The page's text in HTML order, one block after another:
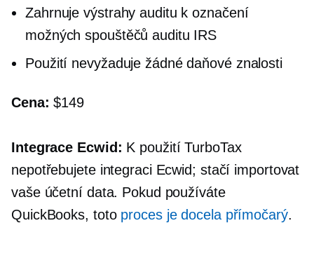
Zahrnuje výstrahy auditu k označení
možných spouštěčů auditu IRS
Použití nevyžaduje žádné daňové znalosti
Cena:$149
Integrace Ecwid: K použití TurboTax
nepotřebujete integraci Ecwid; stačí importovat
vaše účetní data. Pokud používáte
QuickBooks, toto proces je docela přímočarý.